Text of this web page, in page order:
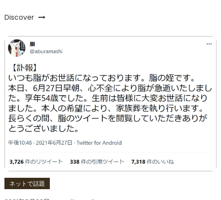
Discover
ネットで話題